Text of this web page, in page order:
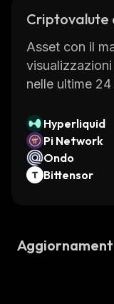
Criptovalute
Asset con il
nelle ultime 24
Hyperliquid
Pi Network
Ondo
Bittensor